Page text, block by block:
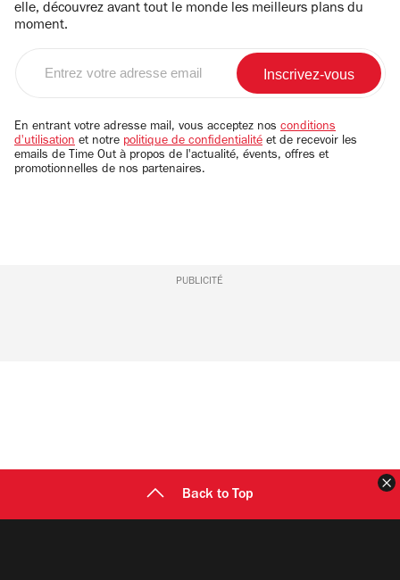
elle, découvrez avant tout le monde les meilleurs plans du
moment.
email
En entrant votre adresse mail, vous acceptez nos conditions
d'utilisation et notre politique de confidentialité et de recevoir les
emails de Time Out à propos de l'actualité, évents, offres et
promotionnelles de nos partenaires.
PUBLICITÉ
Back to Top